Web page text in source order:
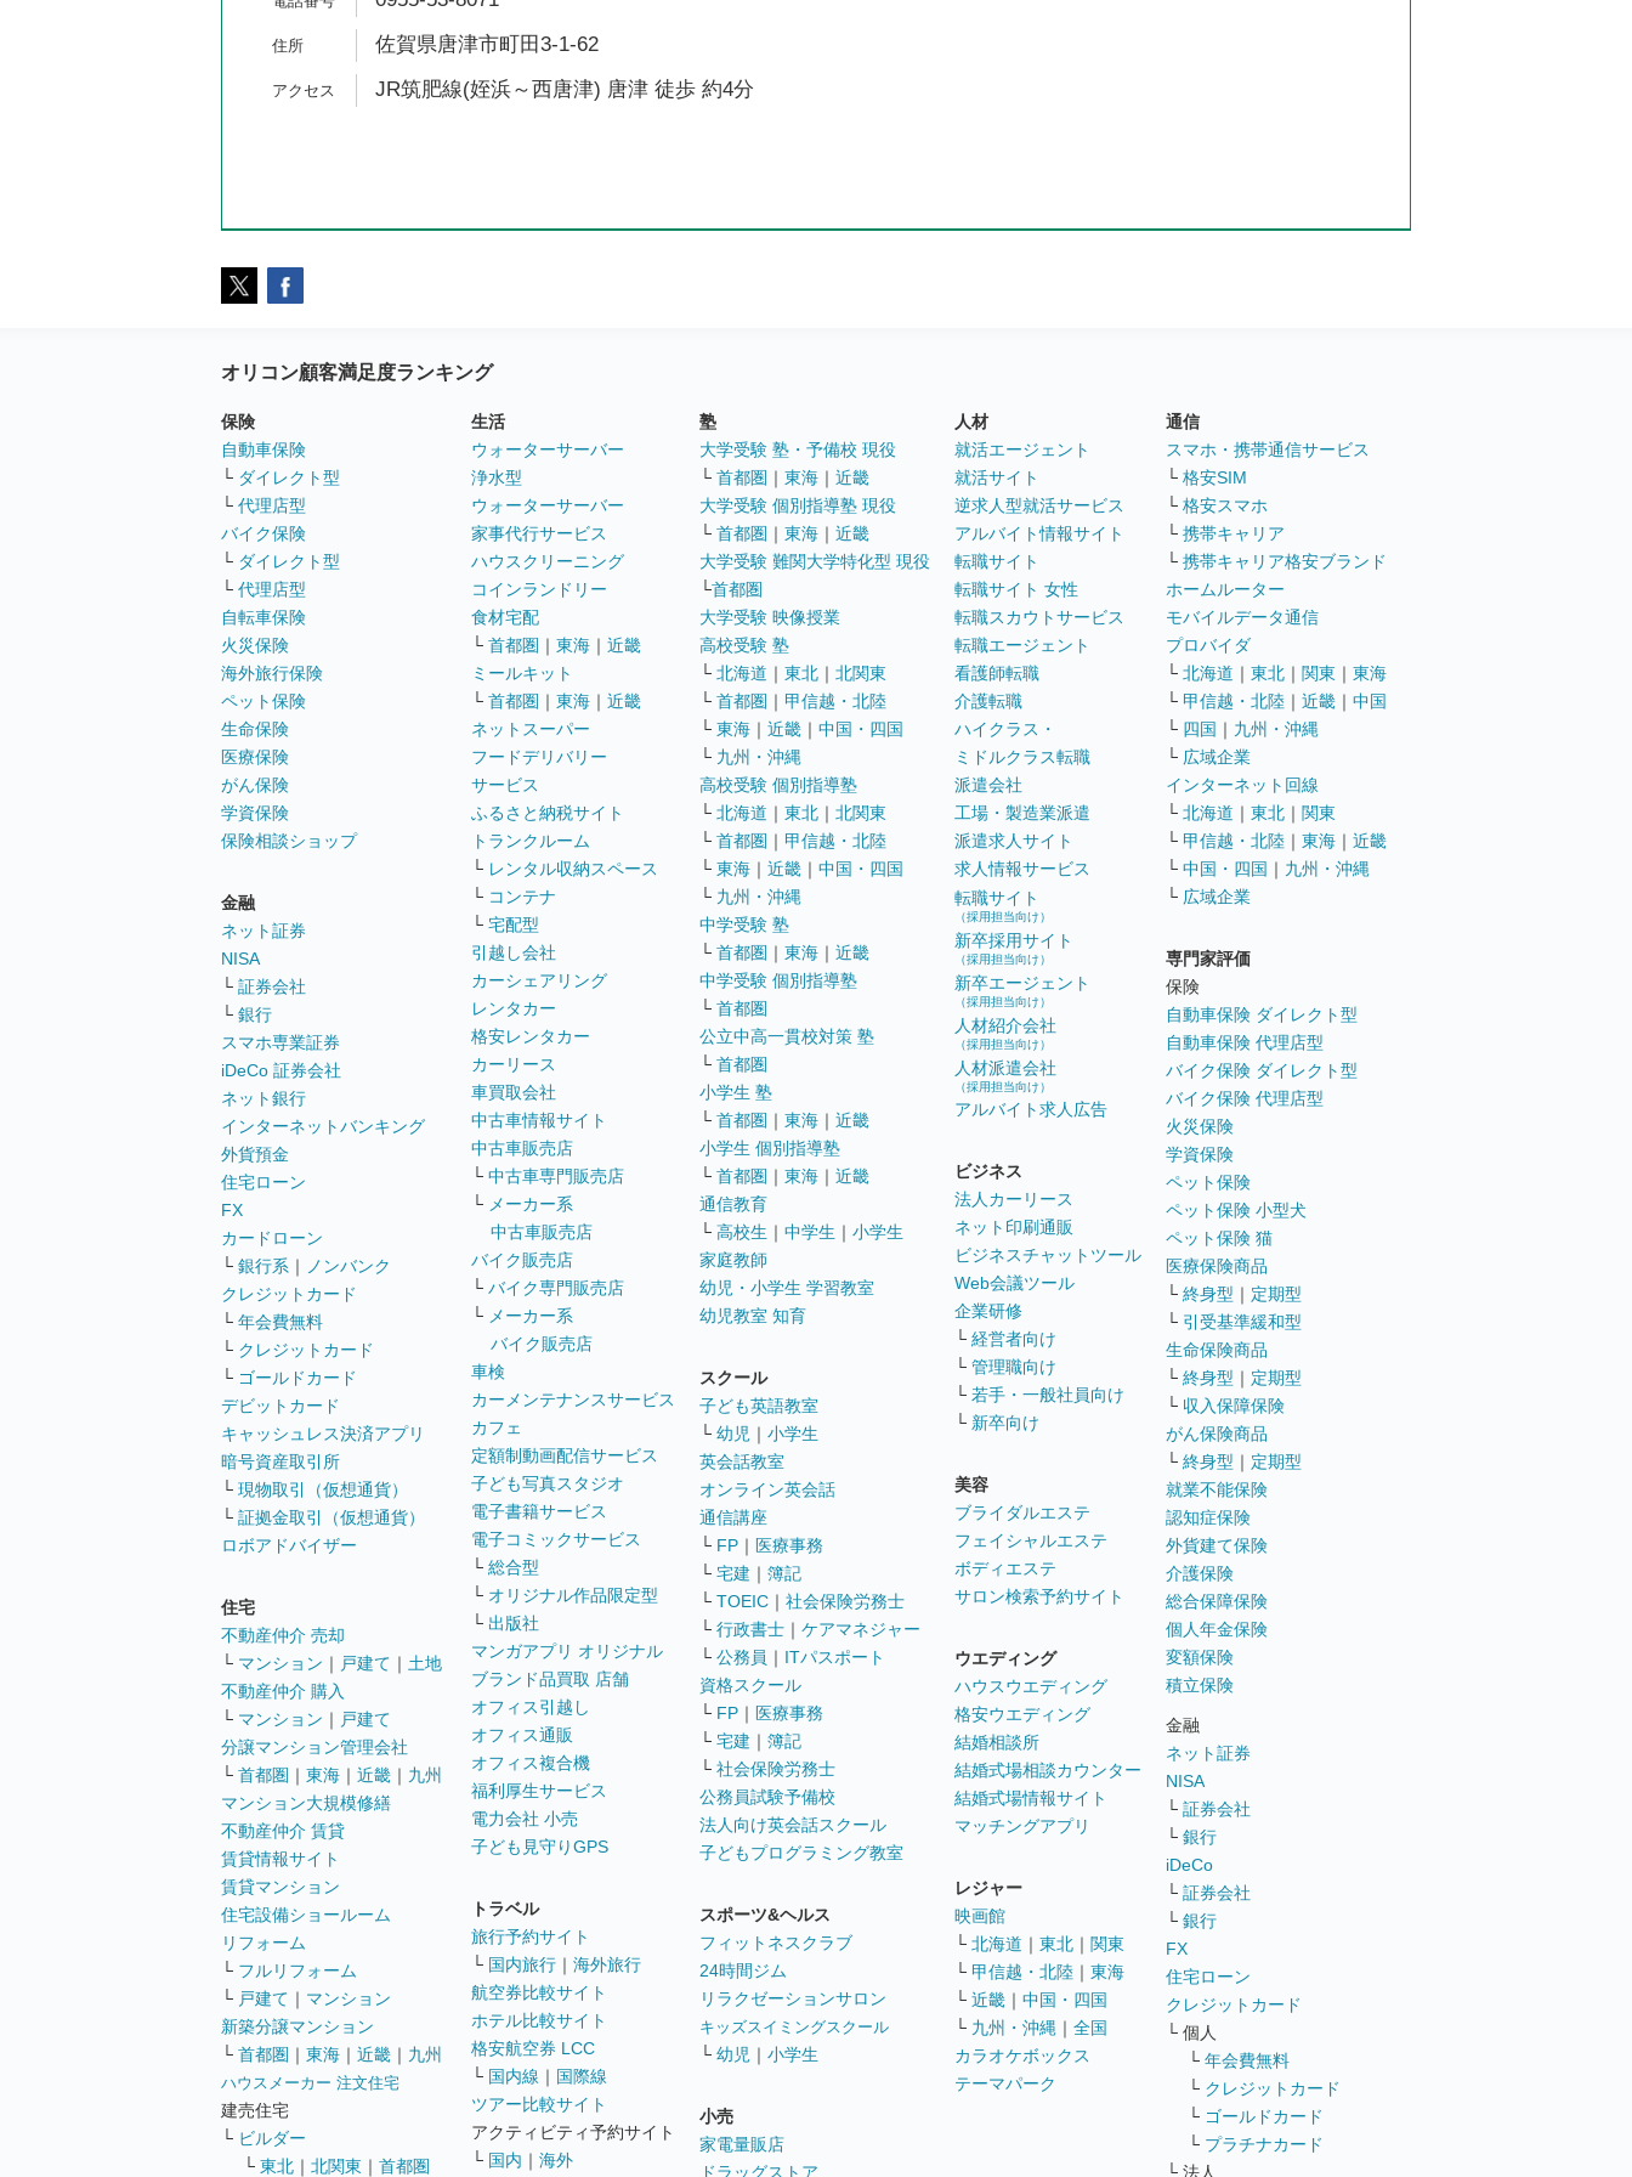
佐賀県唐津市町田3-1-62
JR筑肥線(姪浜～西唐津) 唐津 徒歩 約4分
オリコン顧客満足度ランキング
保険
自動車保険
└ ダイレクト型
└ 代理店型
バイク保険
└ ダイレクト型
└ 代理店型
自転車保険
火災保険
海外旅行保険
ペット保険
生命保険
医療保険
がん保険
学資保険
保険相談ショップ
金融
ネット証券
NISA
└ 証券会社
└ 銀行
スマホ専業証券
iDeCo 証券会社
ネット銀行
インターネットバンキング
外貨預金
住宅ローン
FX
カードローン
└ 銀行系 ｜
ノンバンク
クレジットカード
└ 年会費無料
└ クレジットカード
└ ゴールドカード
デビットカード
キャッシュレス決済アプリ
暗号資産取引所
└ 現物取引（仮想通貨）
└ 証拠金取引（仮想通貨）
ロボアドバイザー
住宅
不動産仲介 売却
└ マンション ｜ 戸建て ｜ 土地
不動産仲介 購入
└ マンション ｜ 戸建て
分譲マンション管理会社
└ 首都圏 ｜ 東海 ｜ 近畿 ｜ 九州
マンション大規模修繕
不動産仲介 賃貸
賃貸情報サイト
賃貸マンション
住宅設備ショールーム
リフォーム
└ フルリフォーム
└ 戸建て ｜ マンション
新築分譲マンション
└ 首都圏 ｜ 東海 ｜ 近畿 ｜ 九州
ハウスメーカー 注文住宅
建売住宅
└ ビルダー
└ 東北 ｜ 北関東 ｜ 首都圏
生活
ウォーターサーバー
浄水型
ウォーターサーバー
家事代行サービス
ハウスクリーニング
コインランドリー
食材宅配
└ 首都圏 ｜ 東海 ｜ 近畿
ミールキット
└ 首都圏 ｜ 東海 ｜ 近畿
ネットスーパー
フードデリバリー
サービス
ふるさと納税サイト
トランクルーム
└ レンタル収納スペース
└ コンテナ
└ 宅配型
引越し会社
カーシェアリング
レンタカー
格安レンタカー
カーリース
車買取会社
中古車情報サイト
中古車販売店
└ 中古車専門販売店
└ メーカー系
中古車販売店
バイク販売店
└ バイク専門販売店
└ メーカー系
バイク販売店
車検
カーメンテナンスサービス
カフェ
定額制動画配信サービス
子ども写真スタジオ
電子書籍サービス
電子コミックサービス
└ 総合型
└ オリジナル作品限定型
└ 出版社
マンガアプリ オリジナル
ブランド品買取 店舗
オフィス引越し
オフィス通販
オフィス複合機
福利厚生サービス
電力会社 小売
子ども見守りGPS
トラベル
旅行予約サイト
└ 国内旅行 ｜ 海外旅行
航空券比較サイト
ホテル比較サイト
格安航空券 LCC
└ 国内線 ｜ 国際線
ツアー比較サイト
アクティビティ予約サイト
└ 国内 ｜ 海外
塾
大学受験 塾・予備校 現役
└ 首都圏 ｜ 東海 ｜ 近畿
大学受験 個別指導塾 現役
└ 首都圏 ｜ 東海 ｜ 近畿
大学受験 難関大学特化型 現役
└首都圏
大学受験 映像授業
高校受験 塾
└ 北海道 ｜ 東北 ｜ 北関東
└ 首都圏 ｜ 甲信越・北陸
└ 東海 ｜ 近畿 ｜ 中国・四国
└ 九州・沖縄
高校受験 個別指導塾
└ 北海道 ｜ 東北 ｜ 北関東
└ 首都圏 ｜ 甲信越・北陸
└ 東海 ｜ 近畿 ｜ 中国・四国
└ 九州・沖縄
中学受験 塾
└ 首都圏 ｜ 東海 ｜ 近畿
中学受験 個別指導塾
└ 首都圏
公立中高一貫校対策 塾
└ 首都圏
小学生 塾
└ 首都圏 ｜ 東海 ｜ 近畿
小学生 個別指導塾
└ 首都圏 ｜ 東海 ｜ 近畿
通信教育
└ 高校生 ｜ 中学生 ｜ 小学生
家庭教師
幼児・小学生 学習教室
幼児教室 知育
スクール
子ども英語教室
└ 幼児 ｜ 小学生
英会話教室
オンライン英会話
通信講座
└ FP ｜ 医療事務
└ 宅建 ｜ 簿記
└ TOEIC ｜ 社会保険労務士
└ 行政書士 ｜ ケアマネジャー
└ 公務員 ｜ ITパスポート
資格スクール
└ FP ｜ 医療事務
└ 宅建 ｜ 簿記
└ 社会保険労務士
公務員試験予備校
法人向け英会話スクール
子どもプログラミング教室
スポーツ&ヘルス
フィットネスクラブ
24時間ジム
リラクゼーションサロン
キッズスイミングスクール
└ 幼児 ｜ 小学生
小売
家電量販店
ドラッグストア
人材
就活エージェント
就活サイト
逆求人型就活サービス
アルバイト情報サイト
転職サイト
転職サイト 女性
転職スカウトサービス
転職エージェント
看護師転職
介護転職
ハイクラス・
ミドルクラス転職
派遣会社
工場・製造業派遣
派遣求人サイト
求人情報サービス
転職サイト
（採用担当向け）
新卒採用サイト
（採用担当向け）
新卒エージェント
（採用担当向け）
人材紹介会社
（採用担当向け）
人材派遣会社
（採用担当向け）
アルバイト求人広告
ビジネス
法人カーリース
ネット印刷通販
ビジネスチャットツール
Web会議ツール
企業研修
└ 経営者向け
└ 管理職向け
└ 若手・一般社員向け
└ 新卒向け
美容
ブライダルエステ
フェイシャルエステ
ボディエステ
サロン検索予約サイト
ウエディング
ハウスウエディング
格安ウエディング
結婚相談所
結婚式場相談カウンター
結婚式場情報サイト
マッチングアプリ
レジャー
映画館
└ 北海道 ｜ 東北 ｜ 関東
└ 甲信越・北陸 ｜ 東海
└ 近畿 ｜ 中国・四国
└ 九州・沖縄 ｜ 全国
カラオケボックス
テーマパーク
通信
スマホ・携帯通信サービス
└ 格安SIM
└ 格安スマホ
└ 携帯キャリア
└ 携帯キャリア格安ブランド
ホームルーター
モバイルデータ通信
プロバイダ
└ 北海道 ｜ 東北 ｜ 関東 ｜ 東海
└ 甲信越・北陸 ｜ 近畿 ｜ 中国
└ 四国 ｜ 九州・沖縄
└ 広域企業
インターネット回線
└ 北海道 ｜ 東北 ｜ 関東
└ 甲信越・北陸 ｜ 東海 ｜ 近畿
└ 中国・四国 ｜ 九州・沖縄
└ 広域企業
専門家評価
保険
自動車保険 ダイレクト型
自動車保険 代理店型
バイク保険 ダイレクト型
バイク保険 代理店型
火災保険
学資保険
ペット保険
ペット保険 小型犬
ペット保険 猫
医療保険商品
└ 終身型 ｜ 定期型
└ 引受基準緩和型
生命保険商品
└ 終身型 ｜ 定期型
└ 収入保障保険
がん保険商品
└ 終身型 ｜ 定期型
就業不能保険
認知症保険
外貨建て保険
介護保険
総合保障保険
個人年金保険
変額保険
積立保険
金融
ネット証券
NISA
└ 証券会社
└ 銀行
iDeCo
└ 証券会社
└ 銀行
FX
住宅ローン
クレジットカード
└ 個人
└ 年会費無料
└ クレジットカード
└ ゴールドカード
└ プラチナカード
└ 法人